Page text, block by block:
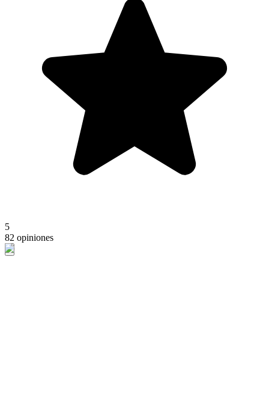
5
82 opiniones